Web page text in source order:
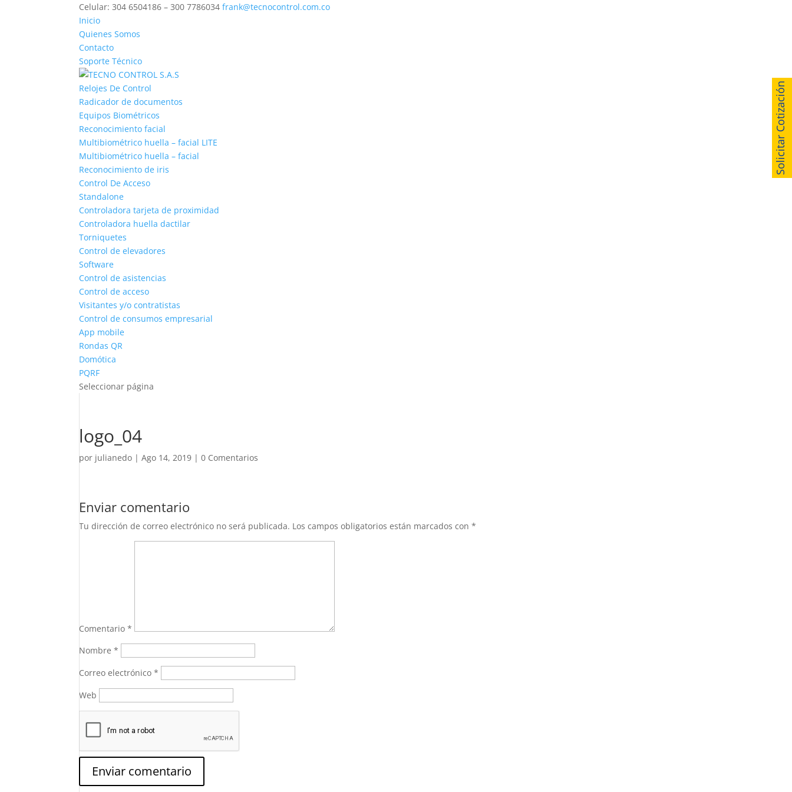
Celular: 304 6504186 – 300 7786034 frank@tecnocontrol.com.co
Inicio
Quienes Somos
Contacto
Soporte Técnico
Relojes De Control
Radicador de documentos
Equipos Biométricos
Reconocimiento facial
Multibiométrico huella – facial LITE
Multibiométrico huella – facial
Reconocimiento de iris
Control De Acceso
Standalone
Controladora tarjeta de proximidad
Controladora huella dactilar
Torniquetes
Control de elevadores
Software
Control de asistencias
Control de acceso
Visitantes y/o contratistas
Control de consumos empresarial
App mobile
Rondas QR
Domótica
PQRF
Seleccionar página
logo_04
por julianedo |Ago 14, 2019 |0 Comentarios
Enviar comentario
Tu dirección de correo electrónico no será publicada. Los campos obligatorios están marcados con*
Comentario*
Nombre*
Correo electrónico*
Web
Solicitar Cotización